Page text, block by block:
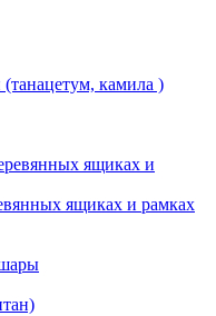
камила )
ящиках и рамках